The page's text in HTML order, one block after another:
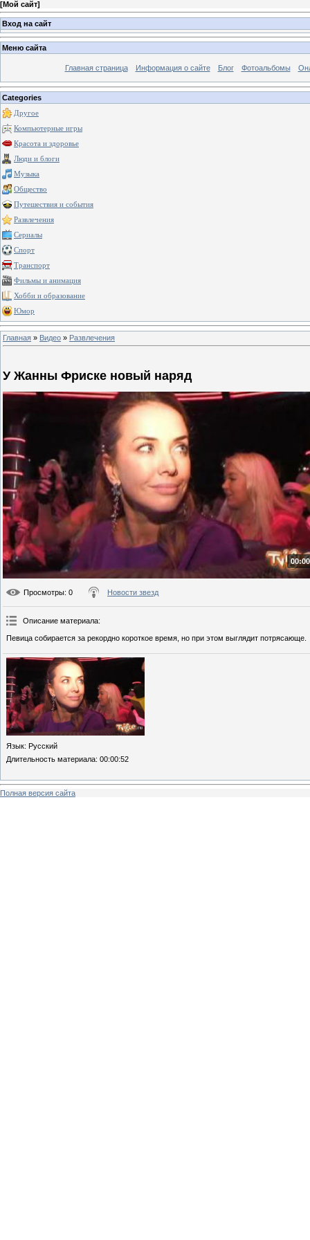
[Мой сайт]
Вход на сайт
Меню сайта
Главная страница Информация о сайте Блог Фотоальбомы
Categories
Другое
Компьютерные игры
Красота и здоровье
Люди и блоги
Музыка
Общество
Путешествия и события
Развлечения
Сериалы
Спорт
Транспорт
Фильмы и анимация
Хобби и образование
Юмор
Главная » Видео » Развлечения
У Жанны Фриске новый наряд
Просмотры: 0 Новости звезд
Описание материала:
Певица собирается за рекордно короткое время, но при этом выглядит потрясающе.
Язык: Русский
Длительность материала: 00:00:52
Полная версия сайта